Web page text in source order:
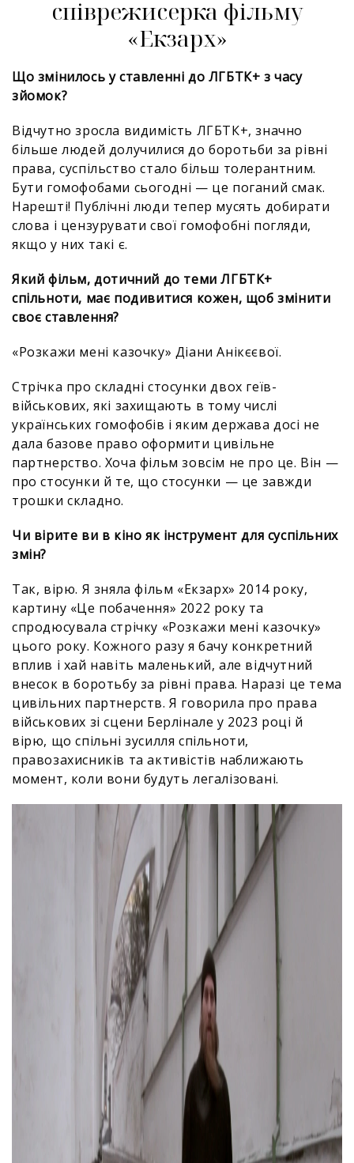
співрежисерка фільму
«Екзарх»
Що змінилось у ставленні до ЛГБТК+ з часу
зйомок?
Відчутно зросла видимість ЛГБТК+, значно
більше людей долучилися до боротьби за рівні
права, суспільство стало більш толерантним.
Бути гомофобами сьогодні — це поганий смак.
Нарешті! Публічні люди тепер мусять добирати
слова і цензурувати свої гомофобні погляди,
якщо у них такі є.
Який фільм, дотичний до теми ЛГБТК+
спільноти, має подивитися кожен, щоб змінити
своє ставлення?
«Розкажи мені казочку» Діани Анікєєвої.
Стрічка про складні стосунки двох геїв-
військових, які захищають в тому числі
українських гомофобів і яким держава досі не
дала базове право оформити цивільне
партнерство. Хоча фільм зовсім не про це. Він —
про стосунки й те, що стосунки — це завжди
трошки складно.
Чи вірите ви в кіно як інструмент для суспільних
змін?
Так, вірю. Я зняла фільм «Екзарх» 2014 року,
картину «Це побачення» 2022 року та
спродюсувала стрічку «Розкажи мені казочку»
цього року. Кожного разу я бачу конкретний
вплив і хай навіть маленький, але відчутний
внесок в боротьбу за рівні права. Наразі це тема
цивільних партнерств. Я говорила про права
військових зі сцени Берлінале у 2023 році й
вірю, що спільні зусилля спільноти,
правозахисників та активістів наближають
момент, коли вони будуть легалізовані.